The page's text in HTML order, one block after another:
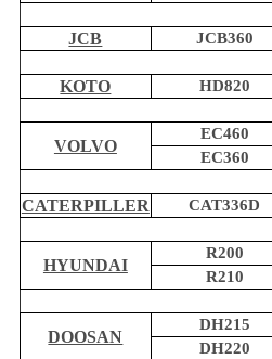
JCB JCB360
KOTO HD820
VOLVO
EC460
EC360
CATERPILLER CAT336D
HYUNDAI
R200
R210
DOOSAN
DH215
DH220